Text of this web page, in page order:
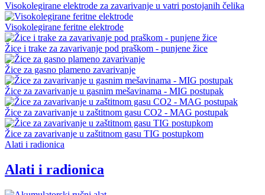
Visokolegirane elektrode za zavarivanje u vatri postojanih čelika
Visokolegirane feritne elektrode
Žice i trake za zavarivanje pod praškom - punjene žice
Žice za gasno plameno zavarivanje
Žice za zavarivanje u gasnim mešavinama - MIG postupak
Žice za zavarivanje u zaštitnom gasu CO2 - MAG postupak
Žice za zavarivanje u zaštitnom gasu TIG postupkom
Alati i radionica
Alati i radionica